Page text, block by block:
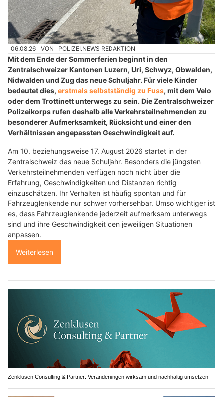
06.08.26 VON POLIZEI.NEWS REDAKTION
Mit dem Ende der Sommerferien beginnt in den
Zentralschweizer Kantonen Luzern, Uri, Schwyz, Obwalden,
Nidwalden und Zug das neue Schuljahr. Für viele Kinder
bedeutet dies, erstmals selbstständig zu Fuss, mit dem Velo
oder dem Trottinett unterwegs zu sein. Die Zentralschweizer
Polizeikorps rufen deshalb alle Verkehrsteilnehmenden zu
besonderer Aufmerksamkeit, Rücksicht und einer den
Verhältnissen angepassten Geschwindigkeit auf.
Am 10. beziehungsweise 17. August 2026 startet in der
Zentralschweiz das neue Schuljahr. Besonders die jüngsten
Verkehrsteilnehmenden verfügen noch nicht über die
Erfahrung, Geschwindigkeiten und Distanzen richtig
einzuschätzen. Ihr Verhalten ist häufig spontan und für
Fahrzeuglenkende nur schwer vorhersehbar. Umso wichtiger ist
es, dass Fahrzeuglenkende jederzeit aufmerksam unterwegs
sind und ihre Geschwindigkeit den jeweiligen Situationen
anpassen.
Weiterlesen
Zenklusen Consulting & Partner: Veränderungen wirksam und nachhaltig umsetzen